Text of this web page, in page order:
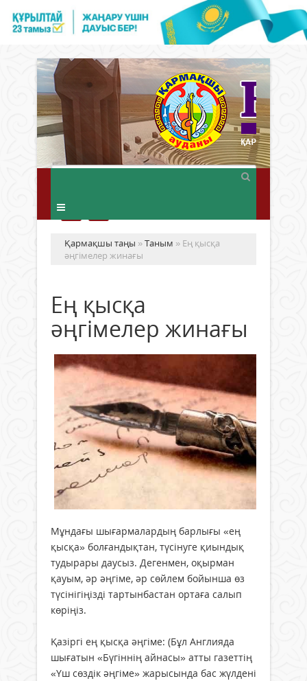
Қармақшы таңы »Таным » Ең қысқа
әңгімелер жинағы
Ең қысқа
әңгімелер жинағы
Мұндағы шығармалардың барлығы «ең
қысқа» болғандықтан, түсінуге қиындық
тудырары даусыз. Дегенмен, оқырман
қауым, әр әңгіме, әр сөйлем бойынша өз
түсінігіңізді тартынбастан ортаға салып
көріңіз.
Қазіргі ең қысқа әңгіме: (Бұл Англияда
шығатын «Бүгіннің айнасы» атты газеттің
«Үш сөздік әңгіме» жарысында бас жүлдені